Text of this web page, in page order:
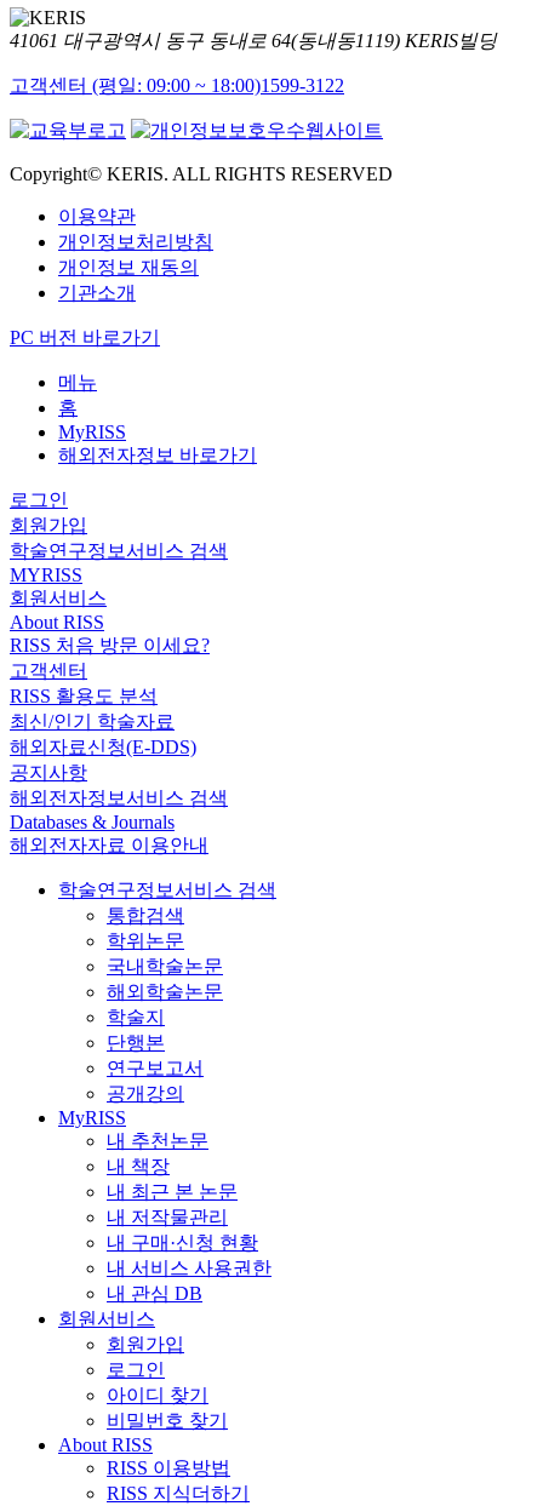
41061 대구광역시 동구 동내로 64(동내동1119) KERIS빌딩
고객센터 (평일: 09:00 ~ 18:00)1599-3122
Copyright© KERIS. ALL RIGHTS RESERVED
이용약관
개인정보처리방침
개인정보 재동의
기관소개
PC 버전 바로가기
메뉴
홈
MyRISS
해외전자정보 바로가기
로그인
회원가입
학술연구정보서비스 검색
MYRISS
회원서비스
About RISS
RISS 처음 방문 이세요?
고객센터
RISS 활용도 분석
최신/인기 학술자료
해외자료신청(E-DDS)
공지사항
해외전자정보서비스 검색
Databases & Journals
해외전자자료 이용안내
학술연구정보서비스 검색
통합검색
학위논문
국내학술논문
해외학술논문
학술지
단행본
연구보고서
공개강의
MyRISS
내 추천논문
내 책장
내 최근 본 논문
내 저작물관리
내 구매·신청 현황
내 서비스 사용권한
내 관심 DB
회원서비스
회원가입
로그인
아이디 찾기
비밀번호 찾기
About RISS
RISS 이용방법
RISS 지식더하기